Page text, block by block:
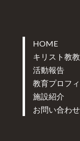
HOME
キリスト教
活動報告
教育プロフ
施設紹介
お問い合わせ